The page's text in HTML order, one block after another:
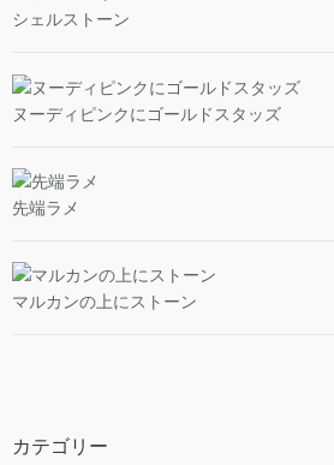
シェルストーン
ヌーディピンクにゴールドスタッズ
先端ラメ
マルカンの上にストーン
カテゴリー